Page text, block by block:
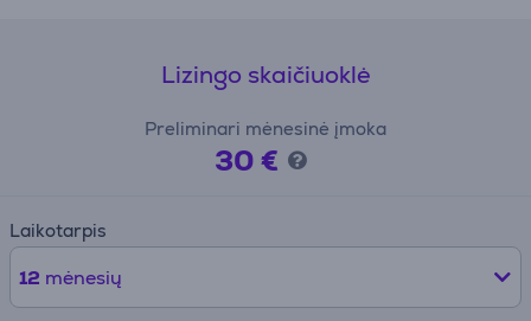
Lizingo skaičiuoklė
Preliminari mėnesinė įmoka
30 €
Laikotarpis
12 mėnesių